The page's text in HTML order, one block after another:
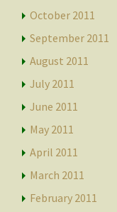
October 2011
September 2011
August 2011
July 2011
June 2011
May 2011
April 2011
March 2011
February 2011